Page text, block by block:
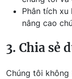
Phân tích
nâng cao
3. Chia sẻ
Chúng tôi không